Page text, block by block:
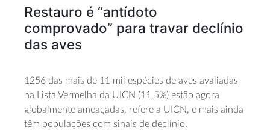
Restauro é “antídoto
comprovado” para travar declínio
das aves
1256 das mais de 11 mil espécies de aves avaliadas
na Lista Vermelha da UICN (11,5%) estão agora
globalmente ameaçadas, refere a UICN, e mais ainda
têm populações com sinais de declínio.